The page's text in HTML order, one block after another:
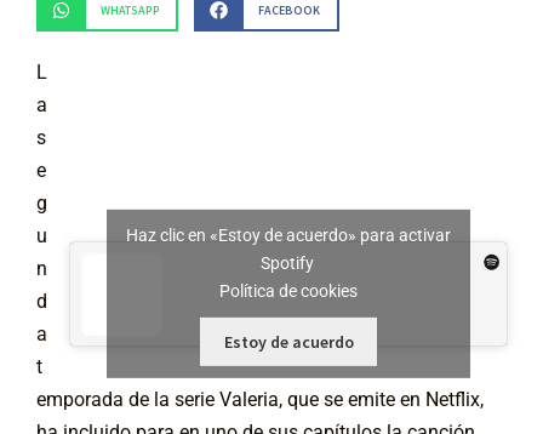
WHATSAPP FACEBOOK
Haz clic en «Estoy de acuerdo» para activar
Spotify
Política de cookies
Estoy de acuerdo
L
a
s
e
g
u
n
d
a
t
emporada de la serie Valeria, que se emite en Netflix,